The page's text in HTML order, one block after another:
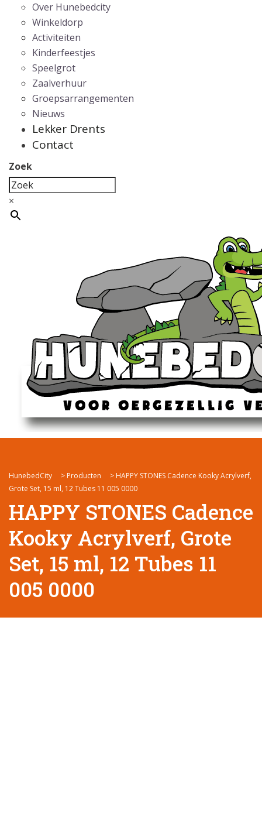
Over Hunebedcity
Winkeldorp
Activiteiten
Kinderfeestjes
Speelgrot
Zaalverhuur
Groepsarrangementen
Nieuws
Lekker Drents
Contact
Zoek
×
HunebedCity > Producten > HAPPY STONES Cadence Kooky Acrylverf,
Grote Set, 15 ml, 12 Tubes 11 005 0000
HAPPY STONES Cadence
Kooky Acrylverf, Grote
Set, 15 ml, 12 Tubes 11
005 0000